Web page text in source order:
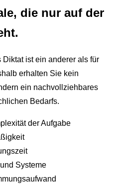
die nur auf der
ist ein anderer als für
erhalten Sie kein
ein nachvollziehbares
Bedarfs.
der Aufgabe
Systeme